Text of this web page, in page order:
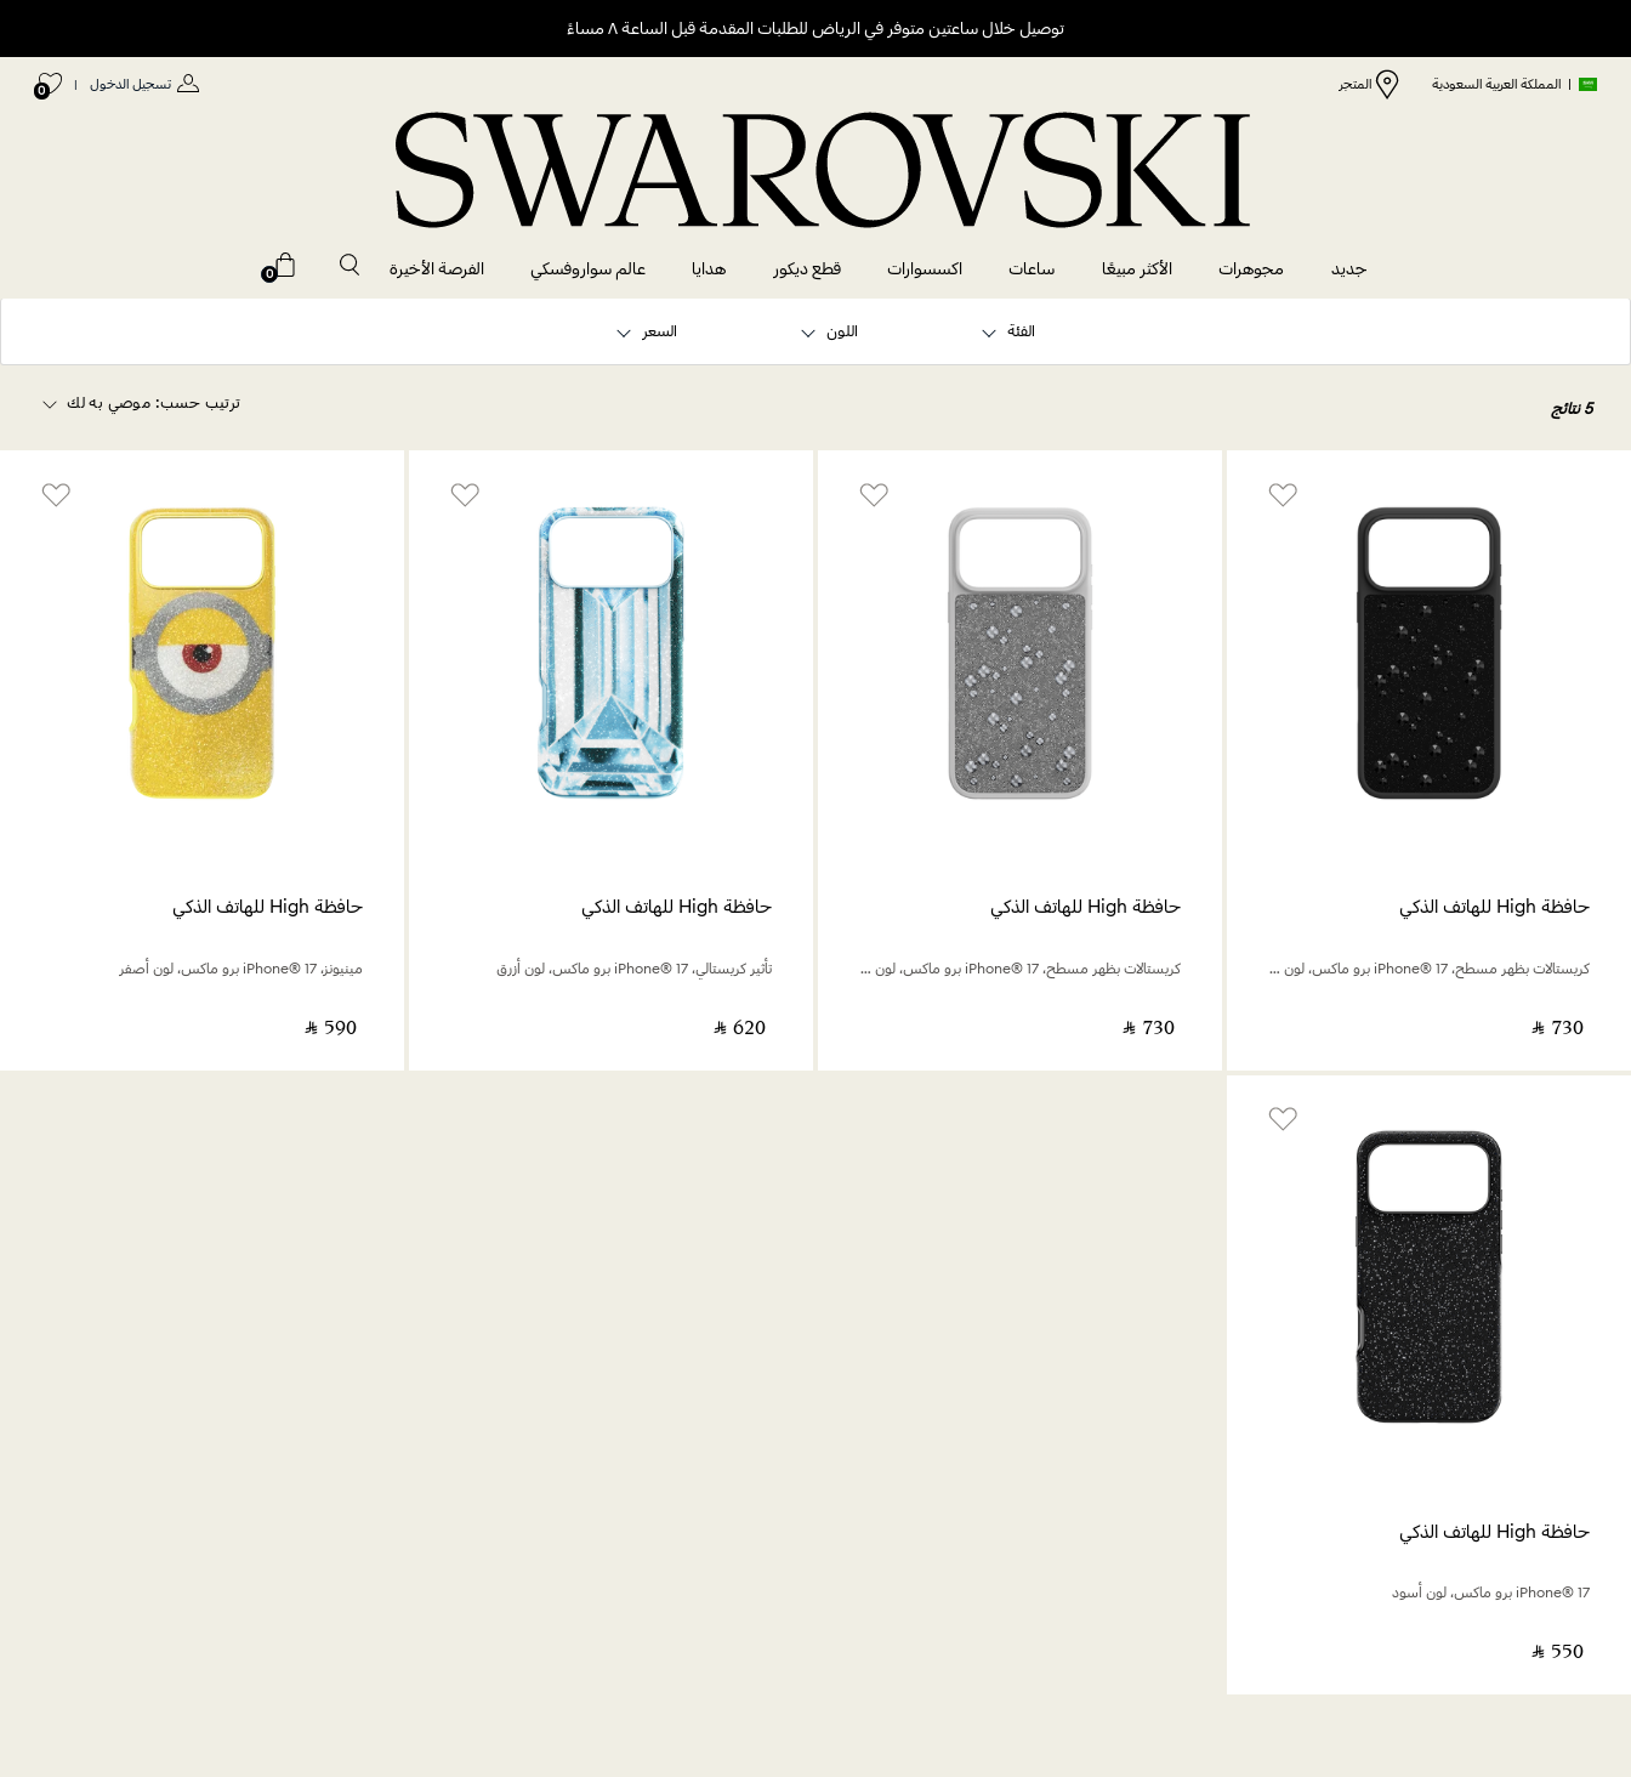
توصيل خلال ساعتين متوفر في الرياض للطلبات المقدمة قبل الساعة ٨ مساءً
| المملكة العربية السعودية المتجر تسجيل الدخول |
0
جديد مجوهرات الأكثر مبيعًا ساعات اكسسوارات قطع ديكور هدايا عالم سواروفسكي الفرصة الأخيرة 0
الفئة اللون السعر
5 نتائج ترتيب حسب: موصي به لك
حافظة High للهاتف الذكي
كريستالات بظهر مسطح، iPhone® 17 برو ماكس، لون أسود
‎ ⃁ ⁦730⁩ ‎
حافظة High للهاتف الذكي
كريستالات بظهر مسطح، iPhone® 17 برو ماكس، لون فضي
‎ ⃁ ⁦730⁩ ‎
حافظة High للهاتف الذكي
تأثير كريستالي، iPhone® 17 برو ماكس، لون أزرق
‎ ⃁ ⁦620⁩ ‎
حافظة High للهاتف الذكي
مينيونز، iPhone® 17 برو ماكس، لون أصفر
‎ ⃁ ⁦590⁩ ‎
حافظة High للهاتف الذكي
iPhone® 17 برو ماكس، لون أسود
‎ ⃁ ⁦550⁩ ‎